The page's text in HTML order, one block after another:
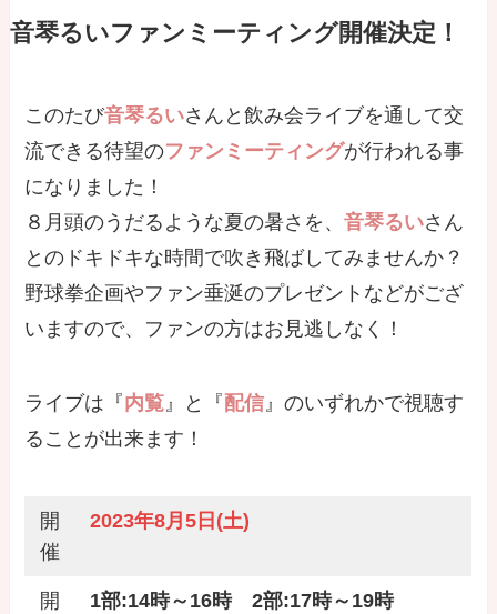
音琴るいファンミーティング開催決定！
このたび音琴るいさんと飲み会ライブを通して交
流できる待望のファンミーティングが行われる事
になりました！
８月頭のうだるような夏の暑さを、音琴るいさん
とのドキドキな時間で吹き飛ばしてみませんか？
野球拳企画やファン垂涎のプレゼントなどがござ
いますので、ファンの方はお見逃しなく！
ライブは『内覧』と『配信』のいずれかで視聴す
ることが出来ます！
開
催
2023年8月5日(土)
開
1部:14時～16時 2部:17時～19時